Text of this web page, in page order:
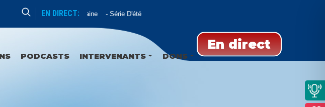
EN DIRECT:
Formation Humaine Série D'été
En direct
PODCASTS INTERVENANTS DONS